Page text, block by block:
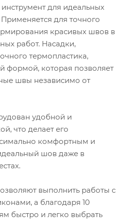
для идеальных
для точного
красивых швов в
работ. Насадки,
термопластика,
формой, которая позволяет
швы независимо от
удобной и
что делает его
комфортным и
шов даже в
выполнить работы с
а благодаря 10
быстро и легко выбрать